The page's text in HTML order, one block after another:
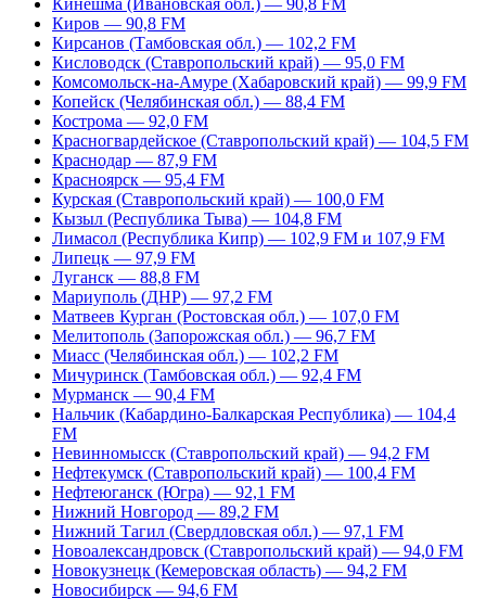
Кинешма (Ивановская обл.) — 90,8 FM
Киров — 90,8 FM
Кирсанов (Тамбовская обл.) — 102,2 FM
Кисловодск (Ставропольский край) — 95,0 FM
Комсомольск-на-Амуре (Хабаровский край) — 99,9 FM
Копейск (Челябинская обл.) — 88,4 FM
Кострома — 92,0 FM
Красногвардейское (Ставропольский край) — 104,5 FM
Краснодар — 87,9 FM
Красноярск — 95,4 FM
Курская (Ставропольский край) — 100,0 FM
Кызыл (Республика Тыва) — 104,8 FM
Лимасол (Республика Кипр) — 102,9 FM и 107,9 FM
Липецк — 97,9 FM
Луганск — 88,8 FM
Мариуполь (ДНР) — 97,2 FM
Матвеев Курган (Ростовская обл.) — 107,0 FM
Мелитополь (Запорожская обл.) — 96,7 FM
Миасс (Челябинская обл.) — 102,2 FM
Мичуринск (Тамбовская обл.) — 92,4 FM
Мурманск — 90,4 FM
Нальчик (Кабардино-Балкарская Республика) — 104,4
FM
Невинномысск (Ставропольский край) — 94,2 FM
Нефтекумск (Ставропольский край) — 100,4 FM
Нефтеюганск (Югра) — 92,1 FM
Нижний Новгород — 89,2 FM
Нижний Тагил (Свердловская обл.) — 97,1 FM
Новоалександровск (Ставропольский край) — 94,0 FM
Новокузнецк (Кемеровская область) — 94,2 FM
Новосибирск — 94,6 FM